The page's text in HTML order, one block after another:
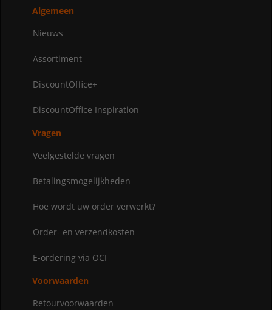
Algemeen
Nieuws
Assortiment
DiscountOffice+
DiscountOffice Inspiration
Vragen
Veelgestelde vragen
Betalingsmogelijkheden
Hoe wordt uw order verwerkt?
Order- en verzendkosten
E-ordering via OCI
Voorwaarden
Retourvoorwaarden